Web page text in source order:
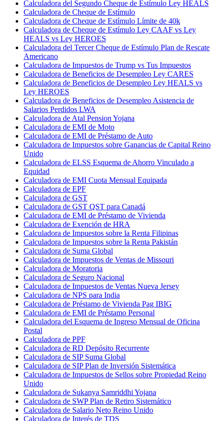
Calculadora del Segundo Cheque de Estímulo Ley HEALS
Calculadora de Cheque de Estímulo
Calculadora de Cheque de Estímulo Límite de 40k
Calculadora de Cheque de Estímulo Ley CAAF vs Ley
HEALS vs Ley HEROES
Calculadora del Tercer Cheque de Estímulo Plan de Rescate
Americano
Calculadora de Impuestos de Trump vs Tus Impuestos
Calculadora de Beneficios de Desempleo Ley CARES
Calculadora de Beneficios de Desempleo Ley HEALS vs
Ley HEROES
Calculadora de Beneficios de Desempleo Asistencia de
Salarios Perdidos LWA
Calculadora de Atal Pension Yojana
Calculadora de EMI de Moto
Calculadora de EMI de Préstamo de Auto
Calculadora de Impuestos sobre Ganancias de Capital Reino
Unido
Calculadora de ELSS Esquema de Ahorro Vinculado a
Equidad
Calculadora de EMI Cuota Mensual Equipada
Calculadora de EPF
Calculadora de GST
Calculadora de GST QST para Canadá
Calculadora de EMI de Préstamo de Vivienda
Calculadora de Exención de HRA
Calculadora de Impuestos sobre la Renta Filipinas
Calculadora de Impuestos sobre la Renta Pakistán
Calculadora de Suma Global
Calculadora de Impuestos de Ventas de Missouri
Calculadora de Moratoria
Calculadora de Seguro Nacional
Calculadora de Impuestos de Ventas Nueva Jersey
Calculadora de NPS para India
Calculadora de Préstamo de Vivienda Pag IBIG
Calculadora de EMI de Préstamo Personal
Calculadora del Esquema de Ingreso Mensual de Oficina
Postal
Calculadora de PPF
Calculadora de RD Depósito Recurrente
Calculadora de SIP Suma Global
Calculadora de SIP Plan de Inversión Sistemática
Calculadora de Impuestos de Sellos sobre Propiedad Reino
Unido
Calculadora de Sukanya Samriddhi Yojana
Calculadora de SWP Plan de Retiro Sistemático
Calculadora de Salario Neto Reino Unido
Calculadora de Interés de TDS